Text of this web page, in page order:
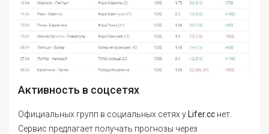
Активность в соцсетях
Официальных групп в социальных сетях у Lifer.cc нет.
Сервис предлагает получать прогнозы через